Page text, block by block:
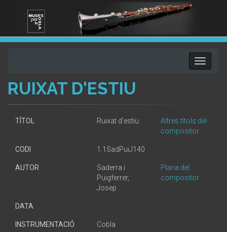
Toggle
RUIXAT D'ESTIU
TÍTOL Ruixat d'estiu
Altres títols del
compositor
CODI 1.1SadPuiJ140
AUTOR
Saderra i
Puigferrer,
Josep
Plana del
compositor
DATA
INSTRUMENTACIÓ Cobla